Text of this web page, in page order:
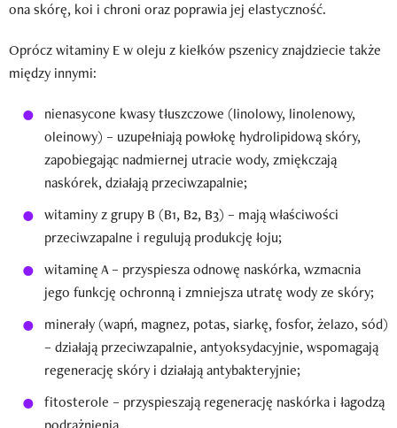
ona skórę, koi i chroni oraz poprawia jej elastyczność.
Oprócz witaminy E w oleju z kiełków pszenicy znajdziecie także
między innymi:
nienasycone kwasy tłuszczowe (linolowy, linolenowy,
oleinowy) – uzupełniają powłokę hydrolipidową skóry,
zapobiegając nadmiernej utracie wody, zmiękczają
naskórek, działają przeciwzapalnie;
witaminy z grupy B (B1, B2, B3) – mają właściwości
przeciwzapalne i regulują produkcję łoju;
witaminę A – przyspiesza odnowę naskórka, wzmacnia
jego funkcję ochronną i zmniejsza utratę wody ze skóry;
minerały (wapń, magnez, potas, siarkę, fosfor, żelazo, sód)
– działają przeciwzapalnie, antyoksydacyjnie, wspomagają
regenerację skóry i działają antybakteryjnie;
fitosterole – przyspieszają regenerację naskórka i łagodzą